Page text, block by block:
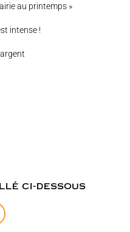
au printemps »
intense !
ci-dessous